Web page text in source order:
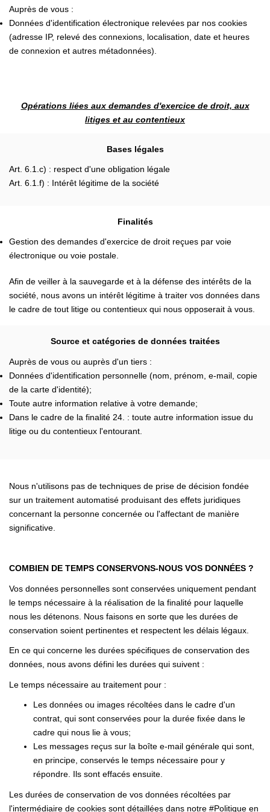
Auprès de vous :
Données d'identification électronique relevées par nos cookies
(adresse IP, relevé des connexions, localisation, date et heures
de connexion et autres métadonnées).
Opérations liées aux demandes d'exercice de droit, aux
litiges et au contentieux
Bases légales
Art. 6.1.c) : respect d'une obligation légale
Art. 6.1.f) : Intérêt légitime de la société
Finalités
Gestion des demandes d'exercice de droit reçues par voie
électronique ou voie postale.
Afin de veiller à la sauvegarde et à la défense des intérêts de la
société, nous avons un intérêt légitime à traiter vos données dans
le cadre de tout litige ou contentieux qui nous opposerait à vous.
Source et catégories de données traitées
Auprès de vous ou auprès d'un tiers :
Données d'identification personnelle (nom, prénom, e-mail, copie
de la carte d'identité);
Toute autre information relative à votre demande;
Dans le cadre de la finalité 24. : toute autre information issue du
litige ou du contentieux l'entourant.
Nous n'utilisons pas de techniques de prise de décision fondée
sur un traitement automatisé produisant des effets juridiques
concernant la personne concernée ou l'affectant de manière
significative.
COMBIEN DE TEMPS CONSERVONS-NOUS VOS DONNÉES ?
Vos données personnelles sont conservées uniquement pendant
le temps nécessaire à la réalisation de la finalité pour laquelle
nous les détenons. Nous faisons en sorte que les durées de
conservation soient pertinentes et respectent les délais légaux.
En ce qui concerne les durées spécifiques de conservation des
données, nous avons défini les durées qui suivent :
Le temps nécessaire au traitement pour :
Les données ou images récoltées dans le cadre d'un
contrat, qui sont conservées pour la durée fixée dans le
cadre qui nous lie à vous;
Les messages reçus sur la boîte e-mail générale qui sont,
en principe, conservés le temps nécessaire pour y
répondre. Ils sont effacés ensuite.
Les durées de conservation de vos données récoltées par
l'intermédiaire de cookies sont détaillées dans notre #Politique en